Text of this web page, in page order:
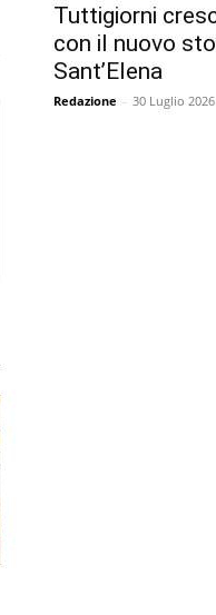
Tuttigiorni
con il nuovo
Sant’Elena
Redazione - 30 Luglio 2026